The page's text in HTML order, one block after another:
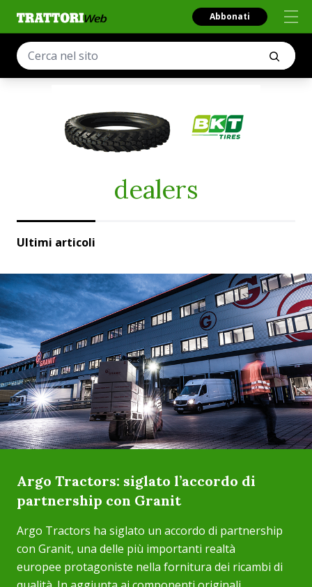
Abbonati
dealers
Ultimi articoli
Argo Tractors: siglato l’accordo di
partnership con Granit
Argo Tractors ha siglato un accordo di partnership
con Granit, una delle più importanti realtà
europee protagoniste nella fornitura dei ricambi di